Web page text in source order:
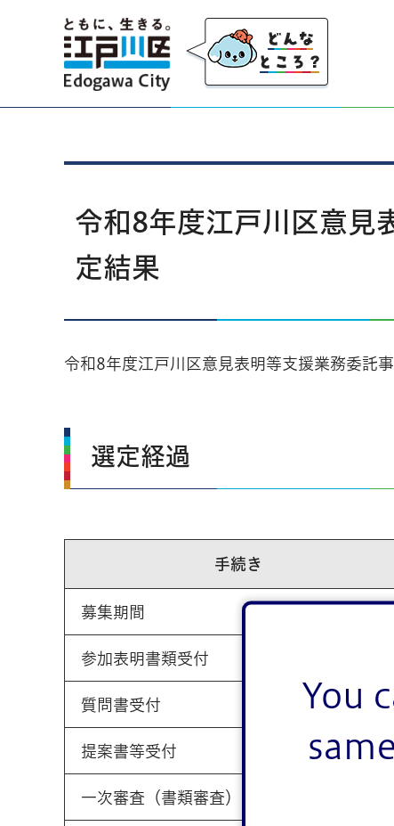
You
江戸川区
令和8年度江戸川区意見
定結果
令和8年度江戸川区意見表明等支援業務委託
選定経過
手続き
募集期間
参加表明書類受付
質問書受付
提案書等受付
一次審査（書類審査）結果通知